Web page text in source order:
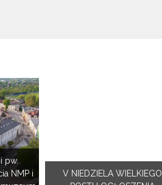
pw.
NMP i
V NIEDZIELA WIELKIEGO